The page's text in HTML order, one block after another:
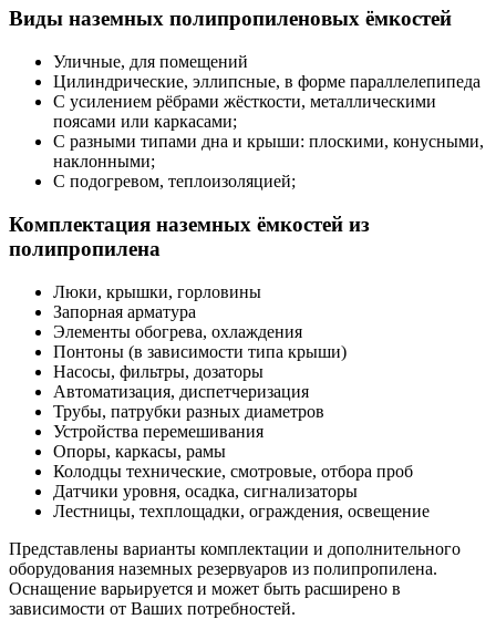
Виды наземных полипропиленовых ёмкостей
Уличные, для помещений
Цилиндрические, эллипсные, в форме параллелепипеда
С усилением рёбрами жёсткости, металлическими
поясами или каркасами;
С разными типами дна и крыши: плоскими, конусными,
наклонными;
С подогревом, теплоизоляцией;
Комплектация наземных ёмкостей из
полипропилена
Люки, крышки, горловины
Запорная арматура
Элементы обогрева, охлаждения
Понтоны (в зависимости типа крыши)
Насосы, фильтры, дозаторы
Автоматизация, диспетчеризация
Трубы, патрубки разных диаметров
Устройства перемешивания
Опоры, каркасы, рамы
Колодцы технические, смотровые, отбора проб
Датчики уровня, осадка, сигнализаторы
Лестницы, техплощадки, ограждения, освещение
Представлены варианты комплектации и дополнительного
оборудования наземных резервуаров из полипропилена.
Оснащение варьируется и может быть расширено в
зависимости от Ваших потребностей.